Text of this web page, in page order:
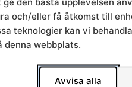
och/eller få åtkomst till
teknologier kan vi
denna webbplats.
Avvisa alla